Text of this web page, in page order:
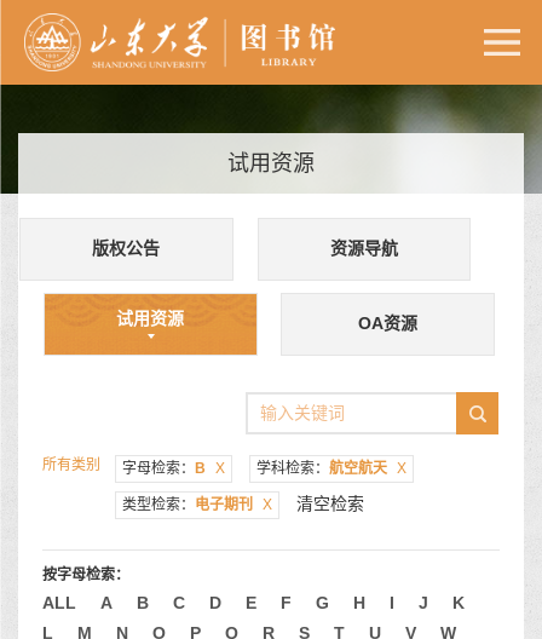
试用资源
版权公告 资源导航
试用资源 OA资源
所有类别 字母检索： B X 学科检索： 航空航天 X
类型检索： 电子期刊 X 清空检索
按字母检索：
ALL A B C D E F G H I J
K
L
M N O P Q R S T U V
W